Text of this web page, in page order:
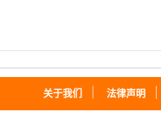
关于我们 法律声明